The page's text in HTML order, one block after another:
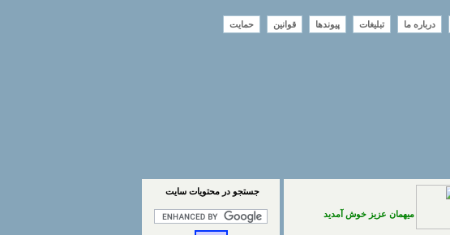
درباره ما تبلیغات پیوندها قوانین حمایت
میهمان عزیز خوش آمدید
جستجو در محتويات سايت